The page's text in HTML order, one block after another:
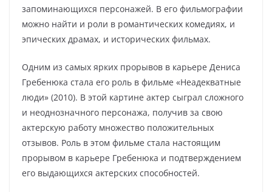
запоминающихся персонажей. В его фильмографии
можно найти и роли в романтических комедиях, и
эпических драмах, и исторических фильмах.
Одним из самых ярких прорывов в карьере Дениса
Гребенюка стала его роль в фильме «Неадекватные
люди» (2010). В этой картине актер сыграл сложного
и неоднозначного персонажа, получив за свою
актерскую работу множество положительных
отзывов. Роль в этом фильме стала настоящим
прорывом в карьере Гребенюка и подтверждением
его выдающихся актерских способностей.